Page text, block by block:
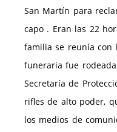
San Martín para
capo . Eran las 22
familia se reunía con
funeraria fue
Secretaría de
rifles de alto poder,
los medios de